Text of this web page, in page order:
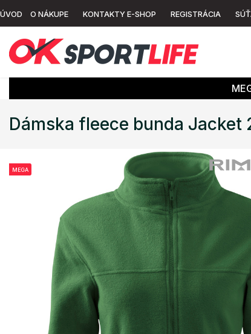
ÚVOD O NÁKUPE KONTAKTY E-SHOP REGISTRÁCIA
Dámska fleece bunda Jacket
MEGA